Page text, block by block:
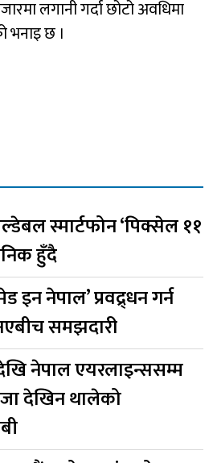
लगानी गर्दा छोटो अवधिमा
छ ।
स्मार्टफोन ‘पिक्सेल ११
हुँदै
इन नेपाल’ प्रवद्र्धन गर्न
समझदारी
नेपाल एयरलाइन्ससम्म
देखिन थालेको